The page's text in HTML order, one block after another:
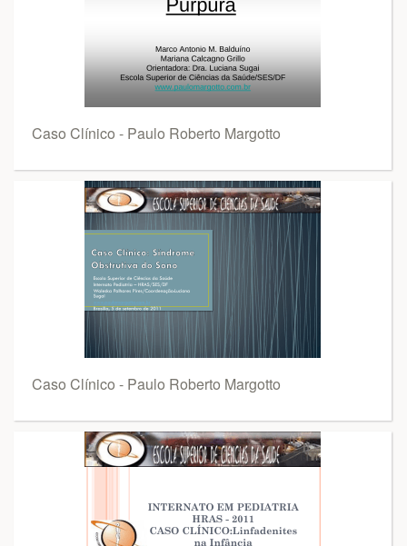
Caso Clínico - Paulo Roberto Margotto
Caso Clínico - Paulo Roberto Margotto